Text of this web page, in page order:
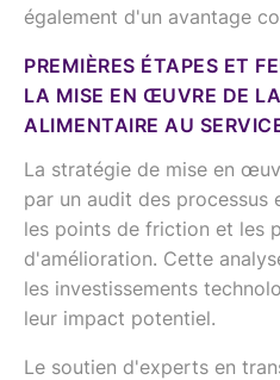
également d'un avantage
PREMIÈRES ÉTAPES ET
LA MISE EN ŒUVRE DE
ALIMENTAIRE AU
La stratégie de mise en
par un audit des
les points de friction et les
d'amélioration. Cette
les investissements
leur impact potentiel.
Le soutien d'experts en